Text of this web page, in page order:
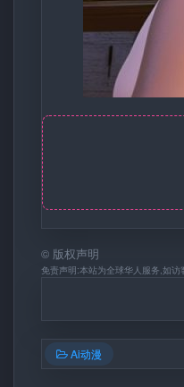
© 版权声明
免责声明:本站为全球华人服务,如
Ai动漫